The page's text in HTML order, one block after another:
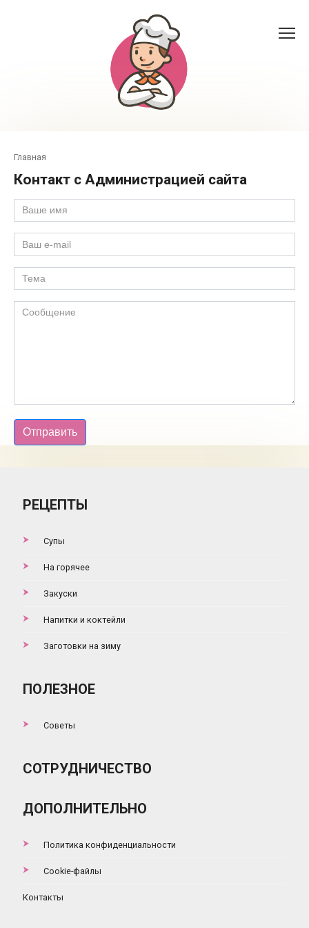
Главная
Контакт с Администрацией сайта
Отправить
РЕЦЕПТЫ
Супы
На горячее
Закуски
Напитки и коктейли
Заготовки на зиму
ПОЛЕЗНОЕ
Советы
СОТРУДНИЧЕСТВО
ДОПОЛНИТЕЛЬНО
Политика конфиденциальности
Cookie-файлы
Контакты